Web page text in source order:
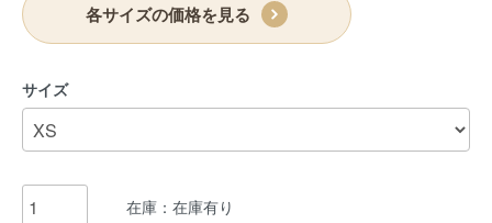
各サイズの価格を見る
サイズ
在庫：在庫有り